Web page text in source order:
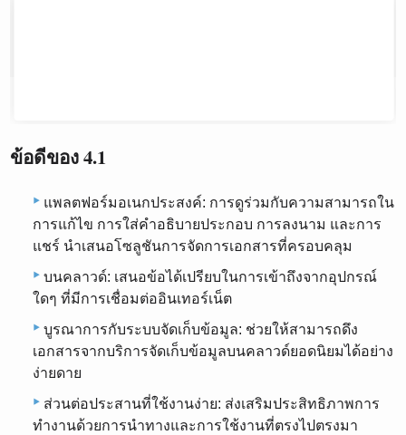
ข้อดีของ 4.1
แพลตฟอร์มอเนกประสงค์: การดูร่วมกับความสามารถใน
การแก้ไข การใส่คำอธิบายประกอบ การลงนาม และการ
แชร์ นำเสนอโซลูชันการจัดการเอกสารที่ครอบคลุม
บนคลาวด์: เสนอข้อได้เปรียบในการเข้าถึงจากอุปกรณ์
ใดๆ ที่มีการเชื่อมต่ออินเทอร์เน็ต
บูรณาการกับระบบจัดเก็บข้อมูล: ช่วยให้สามารถดึง
เอกสารจากบริการจัดเก็บข้อมูลบนคลาวด์ยอดนิยมได้อย่าง
ง่ายดาย
ส่วนต่อประสานที่ใช้งานง่าย: ส่งเสริมประสิทธิภาพการ
ทำงานด้วยการนำทางและการใช้งานที่ตรงไปตรงมา